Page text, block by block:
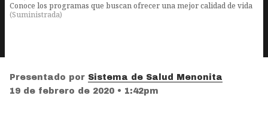
Conoce los programas que buscan ofrecer una mejor calidad de vida
(Suministrada)
Presentado por Sistema de Salud Menonita
19 de febrero de 2020 • 1:42pm